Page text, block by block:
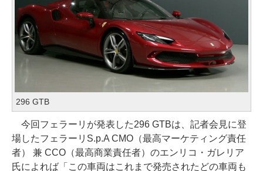
296 GTB
今回フェラーリが発表した296 GTBは、記者会見に登
場したフェラーリS.p.A CMO（最高マーケティング責任
者） 兼 CCO（最高商業責任者）のエンリコ・ガレリア
氏によれば「この車両はこれまで発売されたどの車両も